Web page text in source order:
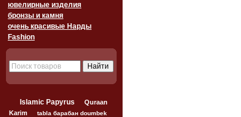
ювелирные изделия
бронзы и камня
очень красивые Нарды
Fashion
Islamic Papyrus
Quraan
Karim
tabla барабан doumbek